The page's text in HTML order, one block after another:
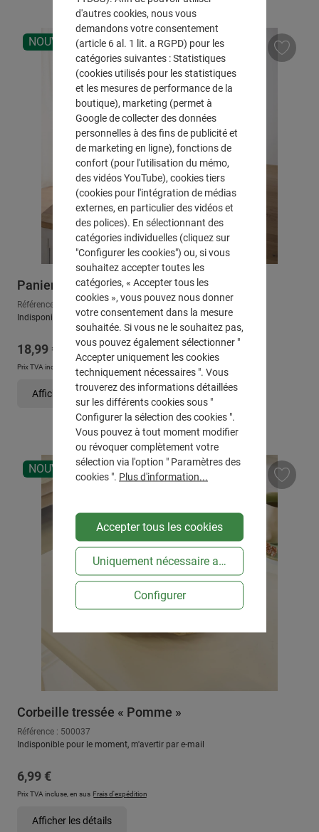
NOUVEAU
Panier à provisions « Quilted Red »
Référence : 540102
Indisponible pour le moment, m'avertir par e-mail
Prix régulier :
18,99 €
Prix TVA incluse, en sus Frais d'expédition
Afficher les détails
NOUVEAU
Corbeille tressée « Pomme »
Référence : 500037
Indisponible pour le moment, m'avertir par e-mail
Prix régulier :
6,99 €
Prix TVA incluse, en sus Frais d'expédition
Afficher les détails
d'autres cookies, nous vous
demandons votre consentement
(article 6 al. 1 lit. a RGPD) pour les
catégories suivantes : Statistiques
(cookies utilisés pour les statistiques
et les mesures de performance de la
boutique), marketing (permet à
Google de collecter des données
personnelles à des fins de publicité et
de marketing en ligne), fonctions de
confort (pour l'utilisation du mémo,
des vidéos YouTube), cookies tiers
(cookies pour l'intégration de médias
externes, en particulier des vidéos et
des polices). En sélectionnant des
catégories individuelles (cliquez sur
"Configurer les cookies") ou, si vous
souhaitez accepter toutes les
catégories, « Accepter tous les
cookies », vous pouvez nous donner
votre consentement dans la mesure
souhaitée. Si vous ne le souhaitez pas,
vous pouvez également sélectionner "
Accepter uniquement les cookies
techniquement nécessaires ". Vous
trouverez des informations détaillées
sur les différents cookies sous "
Configurer la sélection des cookies ".
Vous pouvez à tout moment modifier
ou révoquer complètement votre
sélection via l'option " Paramètres des
cookies ". Plus d'information...
Accepter tous les cookies
Uniquement nécessaire au niveau technique
Configurer